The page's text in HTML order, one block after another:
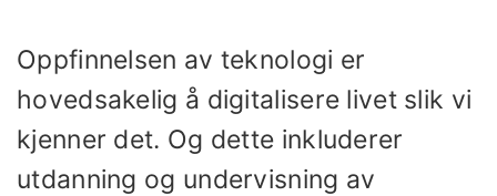
Oppfinnelsen av teknologi er
hovedsakelig å digitalisere livet slik vi
kjenner det. Og dette inkluderer
utdanning og undervisning av